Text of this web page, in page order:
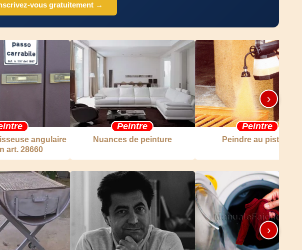
vous gratuitement →
angulaire
art. 28660
Peintre
Nuances de peinture
Peintre
Peindre au pistolet
›
›